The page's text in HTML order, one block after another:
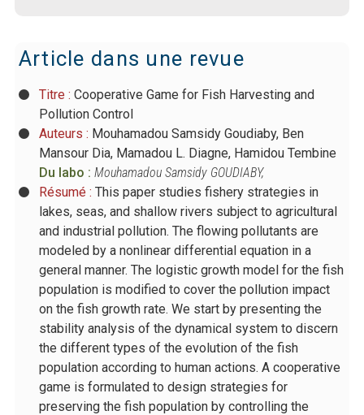
Article dans une revue
Titre : Cooperative Game for Fish Harvesting and
Pollution Control
Auteurs : Mouhamadou Samsidy Goudiaby, Ben
Mansour Dia, Mamadou L. Diagne, Hamidou Tembine
Du labo : Mouhamadou Samsidy GOUDIABY,
Résumé : This paper studies fishery strategies in
lakes, seas, and shallow rivers subject to agricultural
and industrial pollution. The flowing pollutants are
modeled by a nonlinear differential equation in a
general manner. The logistic growth model for the fish
population is modified to cover the pollution impact
on the fish growth rate. We start by presenting the
stability analysis of the dynamical system to discern
the different types of the evolution of the fish
population according to human actions. A cooperative
game is formulated to design strategies for
preserving the fish population by controlling the